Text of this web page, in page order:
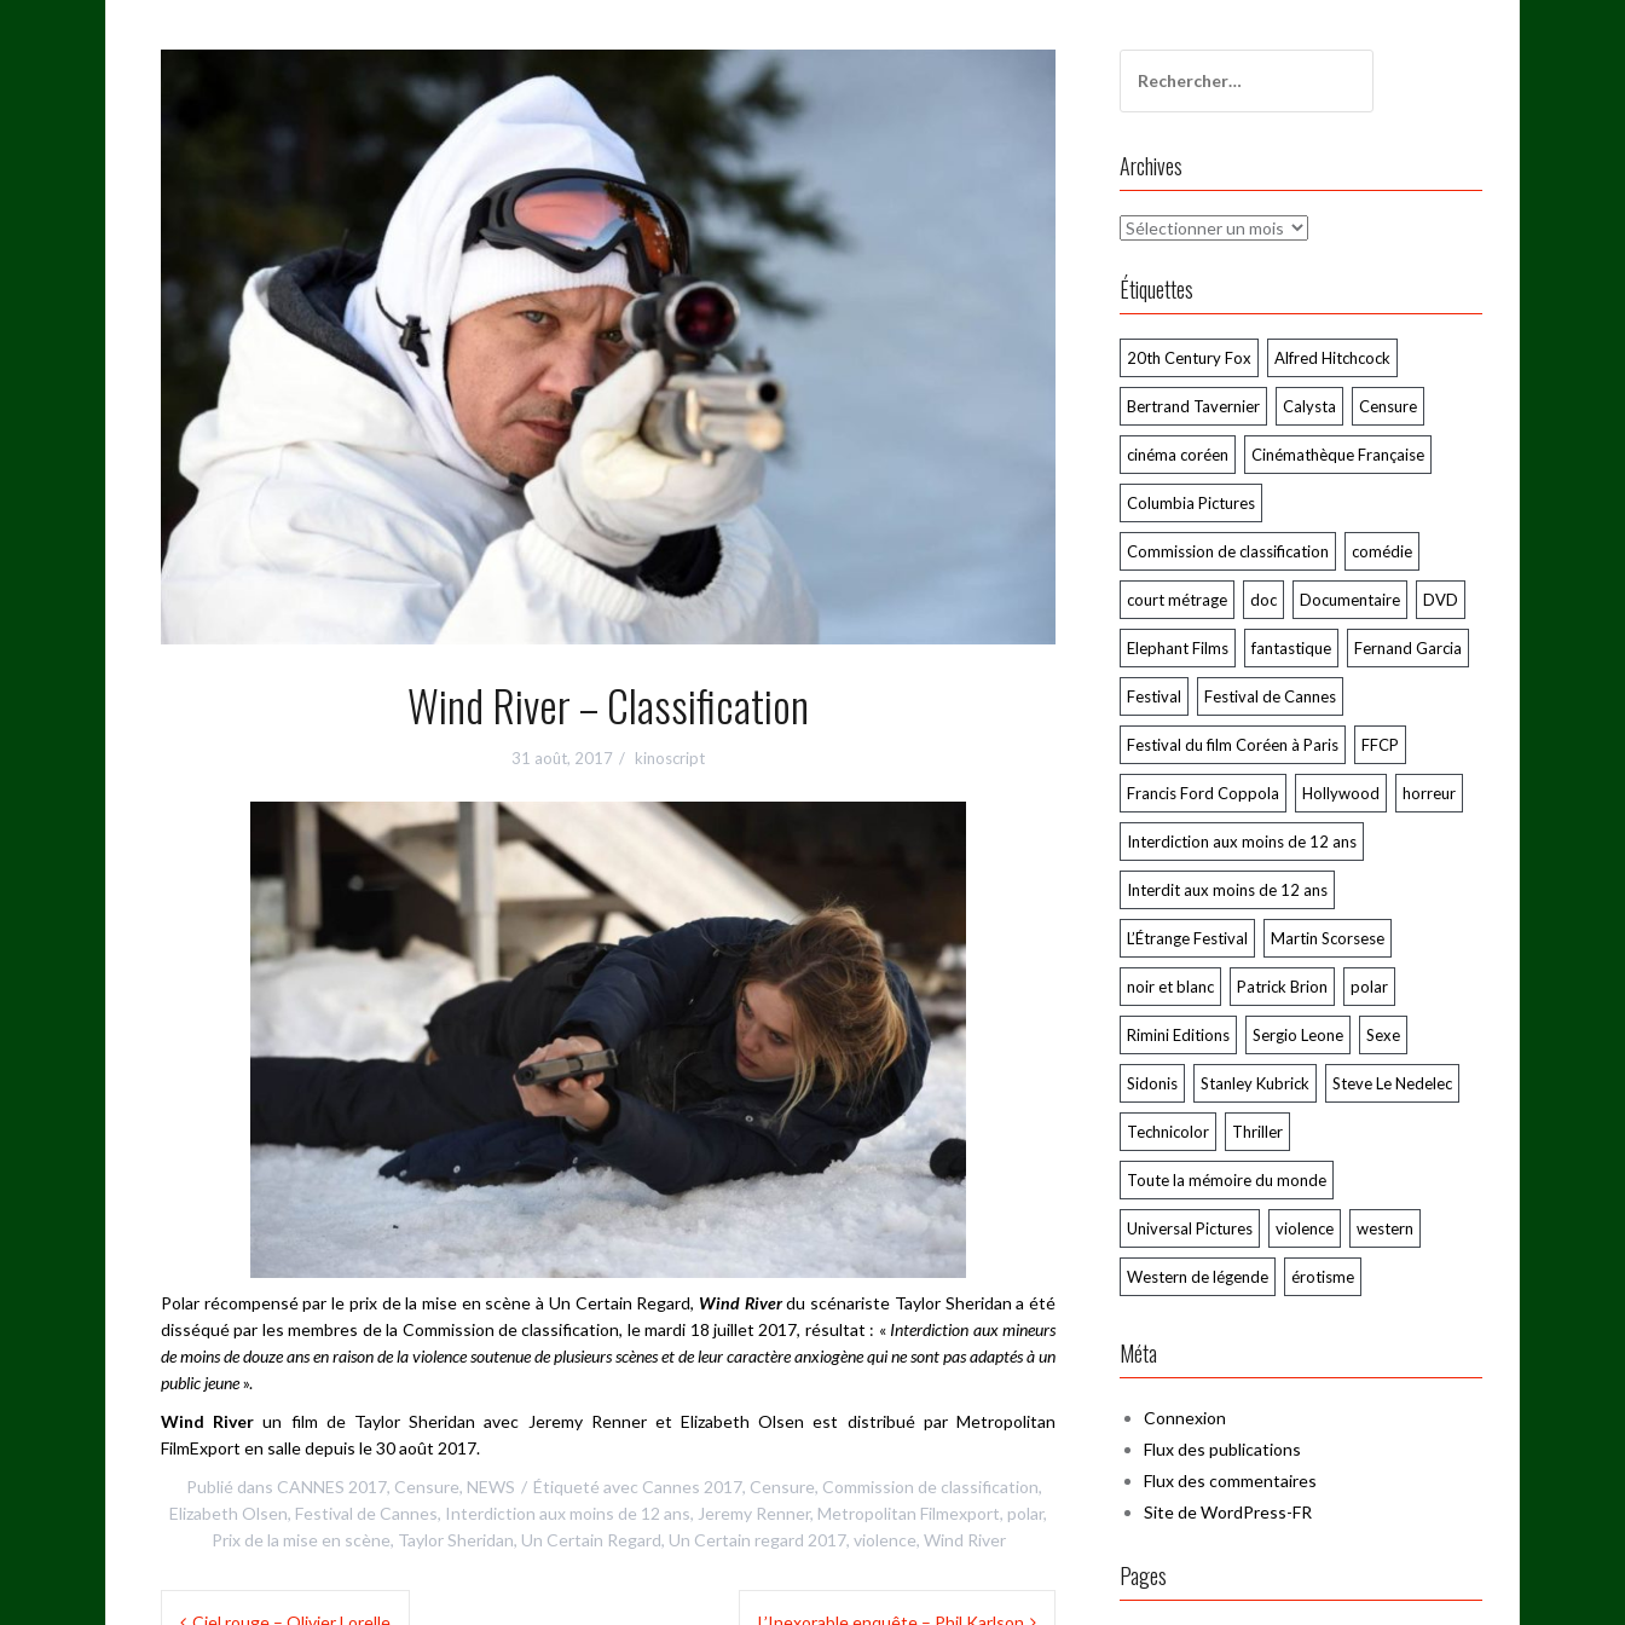
Wind River – Classification
31 août, 2017 kinoscript
Polar récompensé par le prix de la mise en scène à Un Certain Regard, Wind River du scénariste Taylor Sheridan a été
disséqué par les membres de la Commission de classification, le mardi 18 juillet 2017, résultat : « Interdiction aux mineurs
de moins de douze ans en raison de la violence soutenue de plusieurs scènes et de leur caractère anxiogène qui ne sont pas adaptés à un
public jeune».
Wind River un film de Taylor Sheridan avec Jeremy Renner et Elizabeth Olsen est distribué par Metropolitan
FilmExport en salle depuis le 30 août 2017.
Publié dans CANNES 2017, Censure, NEWS Étiqueté avec Cannes 2017, Censure, Commission de classification,
Elizabeth Olsen, Festival de Cannes, Interdiction aux moins de 12 ans, Jeremy Renner, Metropolitan Filmexport, polar,
Prix de la mise en scène, Taylor Sheridan, Un Certain Regard, Un Certain regard 2017, violence, Wind River
Navigation
Archives
Archives
Étiquettes
20th Century Fox Alfred Hitchcock
Bertrand Tavernier Calysta Censure
cinéma coréen Cinémathèque Française
Columbia Pictures
Commission de classification comédie
court métrage doc Documentaire DVD
Elephant Films fantastique Fernand Garcia
Festival Festival de Cannes
Festival du film Coréen à Paris FFCP
Francis Ford Coppola Hollywood horreur
Interdiction aux moins de 12 ans
Interdit aux moins de 12 ans
L’Étrange Festival Martin Scorsese
noir et blanc Patrick Brion polar
Rimini Editions Sergio Leone Sexe
Sidonis Stanley Kubrick Steve Le Nedelec
Technicolor Thriller
Toute la mémoire du monde
Universal Pictures violence western
Western de légende érotisme
Méta
Connexion
Flux des publications
Flux des commentaires
Site de WordPress-FR
Pages